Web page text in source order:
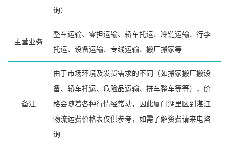
询）
主营业务
整车运输、零担运输、轿车托运、冷链运输、行李
托运、设备运输、专线运输、搬厂搬家等
备注
由于市场环境及发货需求的不同（如搬家搬厂搬设
备、轿车托运、危险品运输、拼车整车等等），价
格会随着各种行情经常动，因此厦门湖里区到湛江
物流运费价格表仅供参考，如需了解资费请来电咨
询